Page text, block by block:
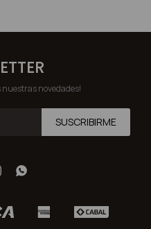
nuestras novedades!
SUSCRIBIRME
